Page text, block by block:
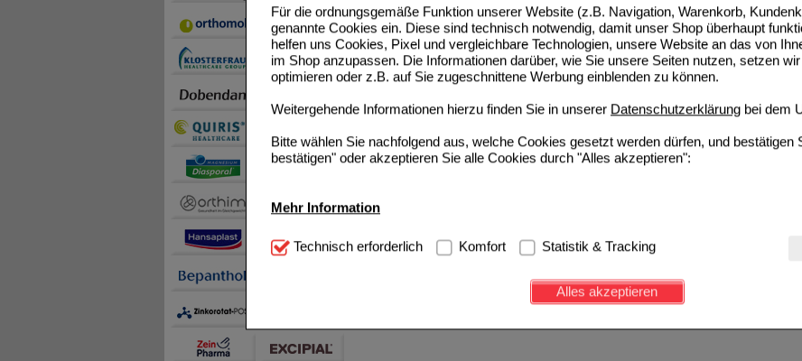
Für die ordnungsgemäße Funktion unserer Website (z.B. Navigation, Warenkorb,
genannte Cookies ein. Diese sind technisch notwendig, damit unser Shop überhaupt
helfen uns Cookies, Pixel und vergleichbare Technologien, unsere Website an das von
im Shop anzupassen. Die Informationen darüber, wie Sie unsere Seiten nutzen, setzen
optimieren oder z.B. auf Sie zugeschnittene Werbung einblenden zu können.
Weitergehende Informationen hierzu finden Sie in unserer Datenschutzerklärung bei dem
Bitte wählen Sie nachfolgend aus, welche Cookies gesetzt werden dürfen, und bestätigen
bestätigen" oder akzeptieren Sie alle Cookies durch "Alles akzeptieren":
Mehr Information
Technisch Notwendig: Hierbei handelt es sich um Cookies, die für die Grundfunktionen
notwendig sind (z.B. Navigation, Warenkorb, Kundenkonto), weshalb auf diese nicht
Diese Cookies werden genutzt um das Einkaufserlebnis noch ansprechender zu
beispielsweise für die Wiedererkennung des Besuchers oder unsere Seite an bevorzugte
Technisch erforderlich Komfort Statistik & Tracking
Alles akzeptieren